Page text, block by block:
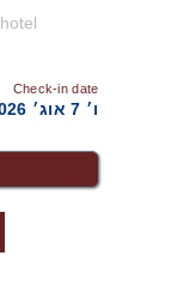
Check-in date
ו׳ 7 אוג׳ 2026